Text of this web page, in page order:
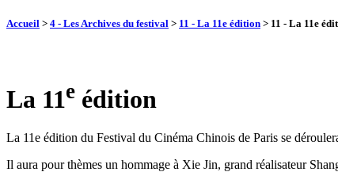
Accueil > 4 - Les Archives du festival > 11 - La 11e édition > 11 - La 11e
La 11e édition
La 11e édition du Festival du Cinéma Chinois de Paris se
Il aura pour thèmes un hommage à Xie Jin, grand réalisateur